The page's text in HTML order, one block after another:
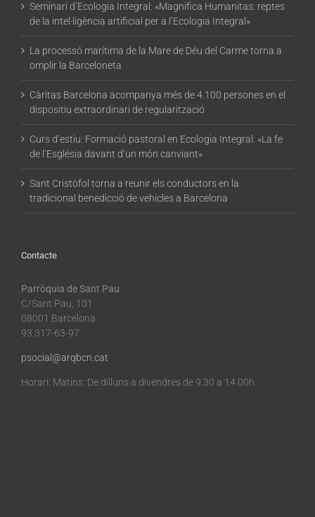
Seminari d’Ecologia Integral: «Magnifica Humanitas: reptes
de la intel·ligència artificial per a l’Ecologia Integral»
La processó marítima de la Mare de Déu del Carme torna a
omplir la Barceloneta
Càritas Barcelona acompanya més de 4.100 persones en el
dispositiu extraordinari de regularització
Curs d’estiu: Formació pastoral en Ecologia Integral: «La fe
de l’Església davant d’un món canviant»
Sant Cristòfol torna a reunir els conductors en la
tradicional benedicció de vehicles a Barcelona
Contacte
Parròquia de Sant Pau
C/Sant Pau, 101
08001 Barcelona
93 317-63-97
psocial@arqbcn.cat
Horari: Matins: De dilluns a divendres de 9.30 a 14.00h.